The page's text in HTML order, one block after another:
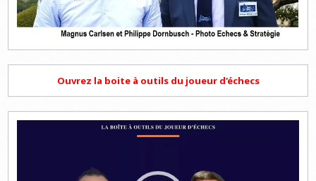
Ouvrez la boite à outils du joueur d'échecs